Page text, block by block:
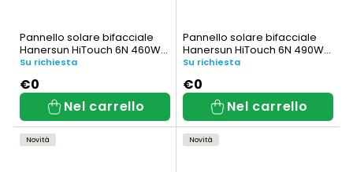
Pannello solare bifacciale
Hanersun HiTouch 6N 460W
(HN21RN-48HT460W)
Su richiesta
€0
Nel carrello
Pannello solare bifacciale
Hanersun HiTouch 6N 490W
(HN21RN-54HT490W)
Su richiesta
€0
Nel carrello
Novità Novità